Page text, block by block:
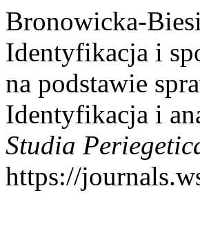
Bronowicka-
Identyfikacja i
na podstawie
Identyfikacja i
Studia
https://